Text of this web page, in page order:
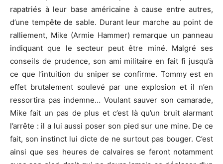
rapatriés à leur base américaine à cause entre autres,
d’une tempête de sable. Durant leur marche au point de
ralliement, Mike (Armie Hammer) remarque un panneau
indiquant que le secteur peut être miné. Malgré ses
conseils de prudence, son ami militaire en fait fi jusqu’à
ce que l’intuition du sniper se confirme. Tommy est en
effet brutalement soulevé par une explosion et il n’en
ressortira pas indemne… Voulant sauver son camarade,
Mike fait un pas de plus et c’est là qu’un bruit alarmant
l’arrête : il a lui aussi poser son pied sur une mine. De ce
fait, son instinct lui dicte de ne surtout pas bouger. C’est
ainsi que ses heures de calvaires se feront notamment